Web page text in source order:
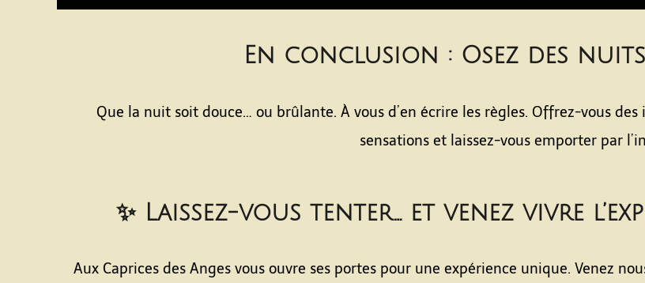
En conclusion : Osez des
Que la nuit soit douce… ou brûlante. À vous d’en écrire les règles. Offrez-vous
sensations et laissez-vous emporter par
✨ Laissez-vous tenter… et venez vivre
Aux Caprices des Anges vous ouvre ses portes pour une expérience unique. Venez